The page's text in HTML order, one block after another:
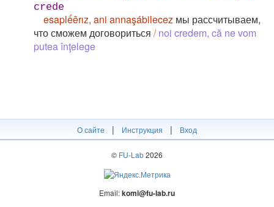
crede
esaplếêrız, ani annaşábilecez мы рассчитываем,
что сможем договориться / noi credem, că ne vom
putea înţelege
О сайте | Инструкция | Вход
© FU-Lab2026
Email:komi@fu-lab.ru